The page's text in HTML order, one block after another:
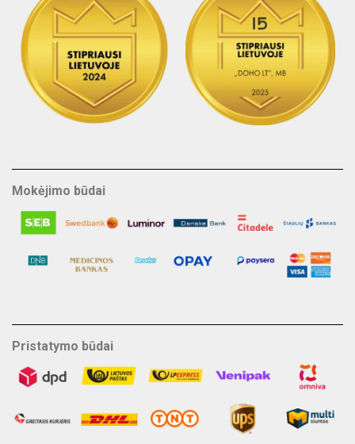
Mokėjimo būdai
Pristatymo būdai